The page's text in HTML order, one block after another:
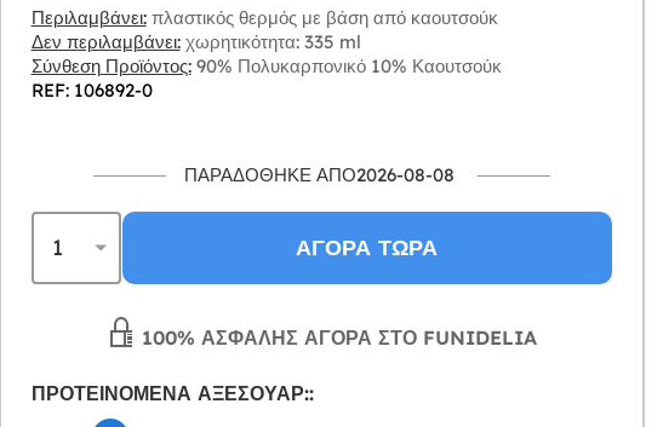
Περιλαμβάνει:πλαστικός θερμός με βάση από καουτσούκ
Δεν περιλαμβάνει:χωρητικότητα: 335 ml
Σύνθεση Προϊόντος:90% Πολυκαρπονικό 10% Καουτσούκ
REF: 106892-0
ΠΑΡΑΔΌΘΗΚΕ ΑΠΌ2026-08-08
ΑΓΟΡΆ ΤΏΡΑ
100% ΑΣΦΑΛΉΣ ΑΓΟΡΆ ΣΤΟ FUNIDELIA
ΠΡΟΤΕΙΝΌΜΕΝΑ ΑΞΕΣΟΥΆΡ::